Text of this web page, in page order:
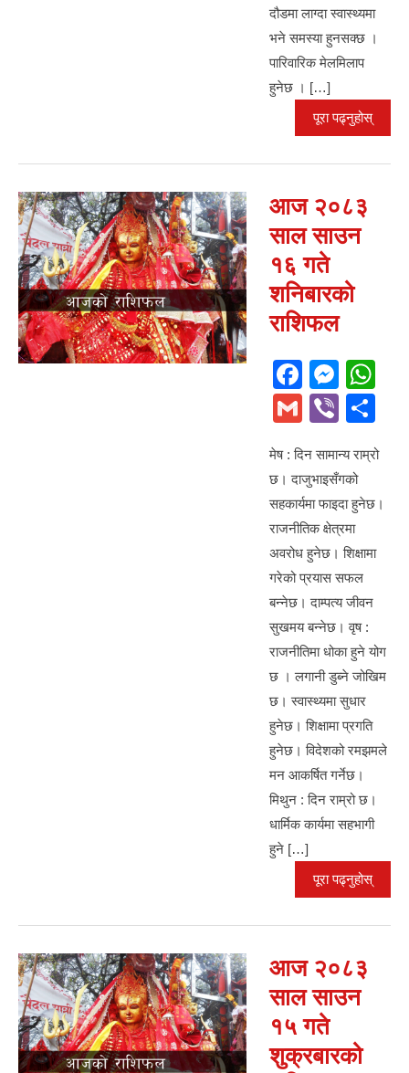
दौडमा लाग्दा स्वास्थ्यमा
भने समस्या हुनसक्छ ।
पारिवारिक मेलमिलाप
हुनेछ । […]
पूरा पढ्नुहोस्
आज २०८३
साल साउन
१६ गते
शनिबारको
राशिफल
F
a
c
e
b
o
o
k
M
e
ss
e
n
g
er
s
A
p
p
G
ail
Vi
er ar
e
मेष : दिन सामान्य राम्रो
छ। दाजुभाइसँगको
सहकार्यमा फाइदा हुनेछ।
राजनीतिक क्षेत्रमा
अवरोध हुनेछ। शिक्षामा
गरेको प्रयास सफल
बन्नेछ। दाम्पत्य जीवन
सुखमय बन्नेछ। वृष :
राजनीतिमा धोका हुने योग
छ । लगानी डुब्ने जोखिम
छ। स्वास्थ्यमा सुधार
हुनेछ। शिक्षामा प्रगति
हुनेछ। विदेशको रमझमले
मन आकर्षित गर्नेछ।
मिथुन : दिन राम्रो छ।
धार्मिक कार्यमा सहभागी
हुने […]
पूरा पढ्नुहोस्
आज २०८३
साल साउन
१५ गते
शुक्रबारको